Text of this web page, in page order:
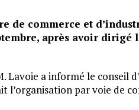
de commerce et
après avoir dirigé
Lavoie a informé le conseil
l’organisation par voie de